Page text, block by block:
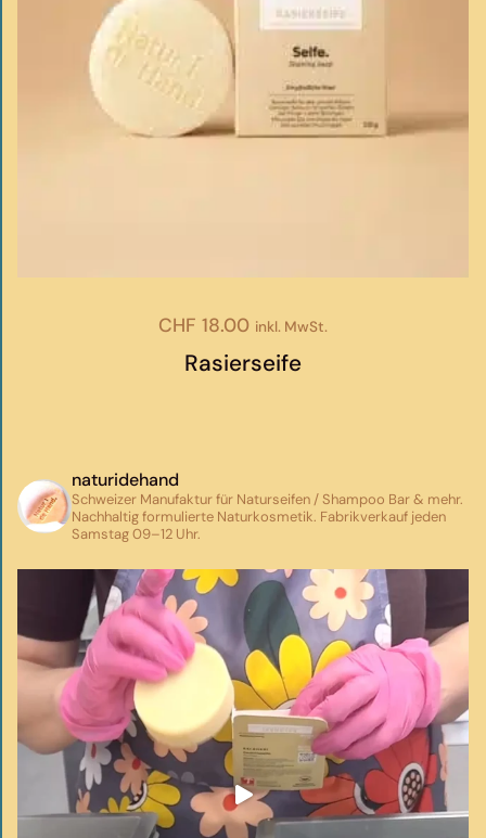
CHF 18.00 inkl. MwSt.
Rasierseife
naturidehand
Schweizer Manufaktur für Naturseifen / Shampoo Bar & mehr.
Nachhaltig formulierte Naturkosmetik. Fabrikverkauf jeden
Samstag 09–12 Uhr.